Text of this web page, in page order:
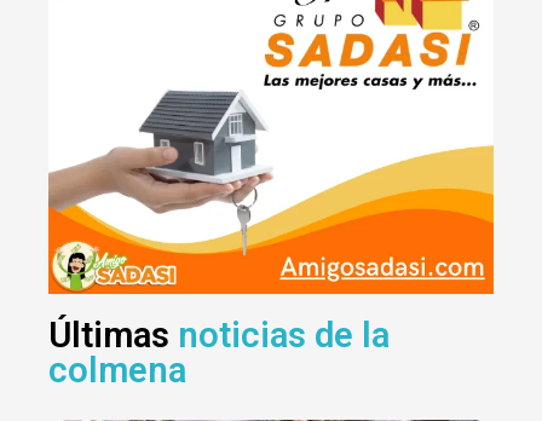
Últimas noticias de la
colmena